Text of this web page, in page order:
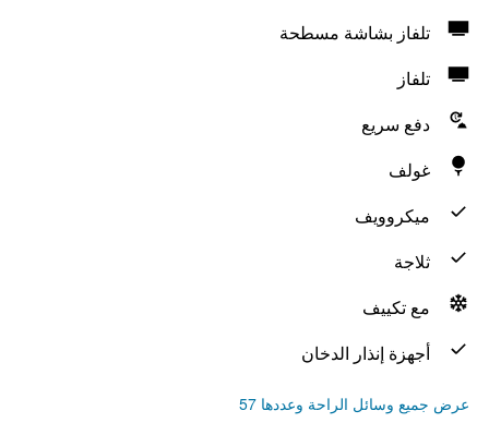
تلفاز بشاشة مسطحة
تلفاز
دفع سريع
غولف
ميكروويف
ثلاجة
مع تكييف
أجهزة إنذار الدخان
عرض جميع وسائل الراحة وعددها 57